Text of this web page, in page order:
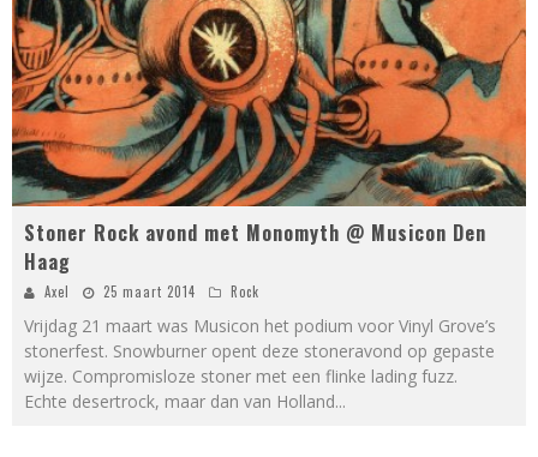
Stoner Rock avond met Monomyth @ Musicon Den
Haag
Axel 25 maart 2014 Rock
Vrijdag 21 maart was Musicon het podium voor Vinyl Grove’s
stonerfest. Snowburner opent deze stoneravond op gepaste
wijze. Compromisloze stoner met een flinke lading fuzz.
Echte desertrock, maar dan van Holland...